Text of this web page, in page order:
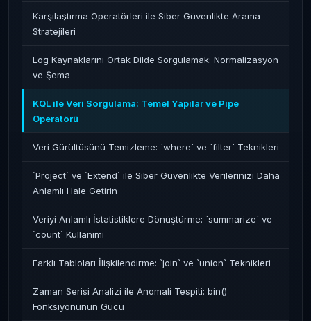
Karşılaştırma Operatörleri ile Siber Güvenlikte Arama
Stratejileri
Log Kaynaklarını Ortak Dilde Sorgulamak: Normalizasyon
ve Şema
KQL ile Veri Sorgulama: Temel Yapılar ve Pipe
Operatörü
Veri Gürültüsünü Temizleme: `where` ve `filter` Teknikleri
`Project` ve `Extend` ile Siber Güvenlikte Verilerinizi Daha
Anlamlı Hale Getirin
Veriyi Anlamlı İstatistiklere Dönüştürme: `summarize` ve
`count` Kullanımı
Farklı Tabloları İlişkilendirme: `join` ve `union` Teknikleri
Zaman Serisi Analizi ile Anomali Tespiti: bin()
Fonksiyonunun Gücü